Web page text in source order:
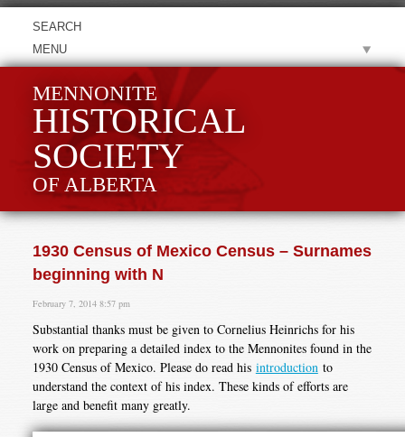
MENU
MENNONITE
HISTORICAL
SOCIETY
OF ALBERTA
1930 Census of Mexico Census – Surnames
beginning with N
February 7, 2014 8:57 pm
Substantial thanks must be given to Cornelius Heinrichs for his
work on preparing a detailed index to the Mennonites found in the
1930 Census of Mexico. Please do read his introductionto
understand the context of his index. These kinds of efforts are
large and benefit many greatly.